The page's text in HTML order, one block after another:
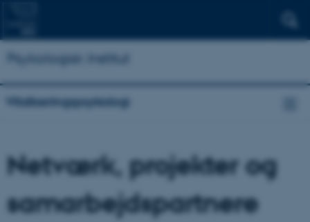
Psykologisk Institut
Vitaliseringspsykologi
Netværk, projekter og
samarbejdspartnere